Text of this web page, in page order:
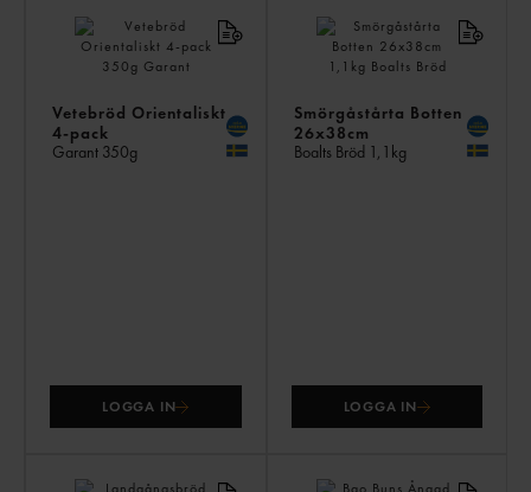
Vetebröd Orientaliskt
4-pack
Garant 350g
LOGGA IN
Smörgåstårta Botten
26x38cm
Boalts Bröd 1,1kg
LOGGA IN